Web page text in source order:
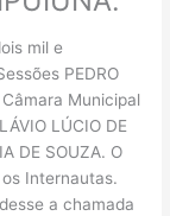
mil e
PEDRO
Câmara Municipal
LÚCIO DE
DE SOUZA. O
Internautas.
a chamada